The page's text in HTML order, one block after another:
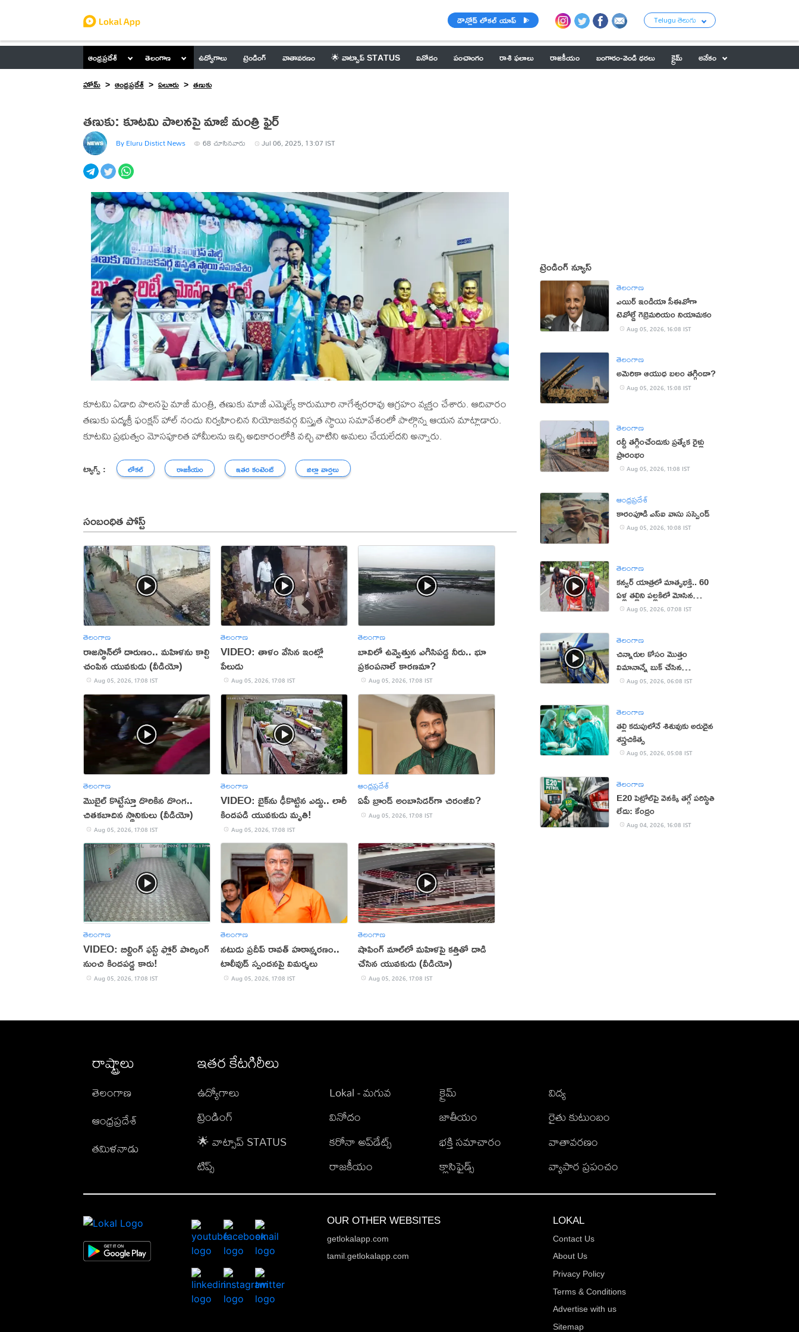
డౌన్లోడ్ లోకల్ యాప్ Telugu తెలుగు
ఆంధ్రప్రదేశ్ తెలంగాణ ఉద్యోగాలు ట్రెండింగ్ వాతావరణం 🌟 వాట్సాప్ STATUS వినోదం పంచాంగం రాశి ఫలాలు రాజకీయం బంగారం-వెండి ధరలు క్రైమ్
అనేకం
హోమ్
ఆంధ్రప్రదేశ్ ఏలూరు తణుకు
తణుకు: కూటమి పాలనపై మాజీ మంత్రి ఫైర్
By Eluru Distict News 68 చూసినవారు Jul 06, 2025, 13:07 IST
కూటమి ఏడాది పాలనపై మాజీ మంత్రి, తణుకు మాజీ ఎమ్మెల్యే కారుమూరి నాగేశ్వరరావు ఆగ్రహం వ్యక్తం చేశారు. ఆదివారం
తణుకు పద్మశ్రీ ఫంక్షన్ హాల్ నందు నిర్వహించిన నియోజకవర్గ విస్తృత స్థాయి సమావేశంలో పాల్గొన్న ఆయన మాట్లాడారు.
కూటమి ప్రభుత్వం మోసపూరిత హామీలను ఇచ్చి అధికారంలోకి వచ్చి వాటిని అమలు చేయలేదని అన్నారు.
ట్యాగ్స్ : లోకల్ రాజకీయం ఇతర కంటెంట్ జిల్లా వార్తలు
సంబంధిత పోస్ట్
తెలంగాణ
రాజస్థాన్‌లో దారుణం.. మహిళను కాల్చి
చంపిన యువకుడు (వీడియో)
Aug 05, 2026, 17:08 IST
తెలంగాణ
VIDEO: తాళం వేసిన ఇంట్లో
పేలుడు
Aug 05, 2026, 17:08 IST
తెలంగాణ
బావిలో ఉవ్వెత్తున ఎగిసిపడ్డ నీరు.. భూ
ప్రకంపనాలే కారణమా?
Aug 05, 2026, 17:08 IST
తెలంగాణ
మొబైల్ కొట్టేస్తూ దొరికిన దొంగ..
చితకబాదిన స్థానికులు (వీడియో)
Aug 05, 2026, 17:08 IST
తెలంగాణ
VIDEO: బైక్‌ను ఢీకొట్టిన ఎద్దు.. లారీ
కిందపడి యువకుడు మృతి!
Aug 05, 2026, 17:08 IST
ఆంధ్రప్రదేశ్
ఏపీ బ్రాండ్ అంబాసిడర్‌గా చిరంజీవి?
Aug 05, 2026, 17:08 IST
తెలంగాణ
VIDEO: బిల్డింగ్ ఫస్ట్ ఫ్లోర్ పార్కింగ్
నుంచి కిందపడ్డ కారు!
Aug 05, 2026, 17:08 IST
తెలంగాణ
నటుడు ప్రదీప్ రావత్ హఠాన్మరణం..
టాలీవుడ్ స్పందనపై విమర్శలు
Aug 05, 2026, 17:08 IST
తెలంగాణ
షాపింగ్ మాల్‌లో మహిళపై కత్తితో దాడి
చేసిన యువకుడు (వీడియో)
Aug 05, 2026, 17:08 IST
ట్రెండింగ్ న్యూస్
తెలంగాణ
ఎయిర్ ఇండియా సీఈవోగా
టెవోల్డే గెబ్రెమరియం నియామకం
Aug 05, 2026, 16:08 IST
తెలంగాణ
అమెరికా ఆయుధ బలం తగ్గిందా?
Aug 05, 2026, 15:08 IST
తెలంగాణ
రద్దీ తగ్గించేందుకు ప్రత్యేక రైళ్లు
ప్రారంభం
Aug 05, 2026, 11:08 IST
ఆంధ్రప్రదేశ్
కారంపూడి ఎస్ఐ వాసు స‌స్పెండ్‌
Aug 05, 2026, 10:08 IST
తెలంగాణ
కన్వర్ యాత్రలో మాతృభక్తి.. 60
ఏళ్ల తల్లిని పల్లకిలో మోసిన
కొడుకు, కోడలు!
Aug 05, 2026, 07:08 IST
తెలంగాణ
చిన్నారుల కోసం మొత్తం
విమానాన్నే బుక్ చేసిన
యూట్యూబర్
Aug 05, 2026, 06:08 IST
తెలంగాణ
తల్లి కడుపులోనే శిశువుకు అరుదైన
శస్త్రచికిత్స
Aug 05, 2026, 05:08 IST
తెలంగాణ
E20 పెట్రోల్‌పై వెనక్కి తగ్గే పరిస్థితి
లేదు: కేంద్రం
Aug 04, 2026, 16:08 IST
రాష్ట్రాలు
తెలంగాణ
ఆంధ్రప్రదేశ్
తమిళనాడు
ఇతర కేటగిరీలు
ఉద్యోగాలు
ట్రెండింగ్
🌟 వాట్సాప్ STATUS
టిప్స్
Lokal - మగువ
వినోదం
కరోనా అప్‌డేట్స్
రాజకీయం
క్రైమ్
జాతీయం
భక్తి సమాచారం
క్లాసిఫైడ్స్
విద్య
రైతు కుటుంబం
వాతావరణం
వ్యాపార ప్రపంచం
OUR OTHER WEBSITES
getlokalapp.com
tamil.getlokalapp.com
LOKAL
Contact Us
About Us
Privacy Policy
Terms & Conditions
Advertise with us
Sitemap